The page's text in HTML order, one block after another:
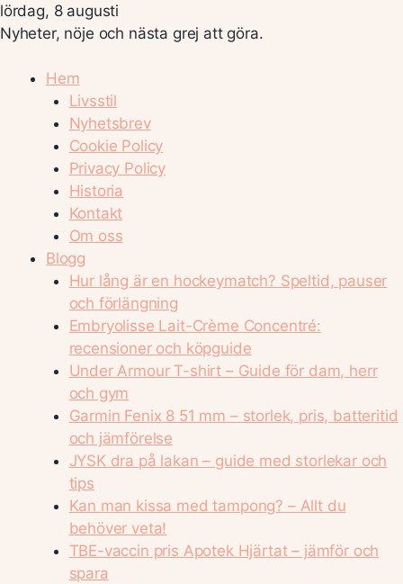
lördag, 8 augusti
Nyheter, nöje och nästa grej att göra.
Hem
Livsstil
Nyhetsbrev
Cookie Policy
Privacy Policy
Historia
Kontakt
Om oss
Blogg
Hur lång är en hockeymatch? Speltid, pauser
och förlängning
Embryolisse Lait-Crème Concentré:
recensioner och köpguide
Under Armour T-shirt – Guide för dam, herr
och gym
Garmin Fenix 8 51 mm – storlek, pris, batteritid
och jämförelse
JYSK dra på lakan – guide med storlekar och
tips
Kan man kissa med tampong? – Allt du
behöver veta!
TBE-vaccin pris Apotek Hjärtat – jämför och
spara